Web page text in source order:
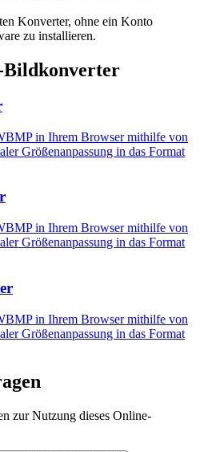
Konverter, ohne ein Konto
zu installieren.
Bildkonverter
in Ihrem Browser mithilfe von
Größenanpassung in das Format
in Ihrem Browser mithilfe von
Größenanpassung in das Format
in Ihrem Browser mithilfe von
Größenanpassung in das Format
zur Nutzung dieses Online-